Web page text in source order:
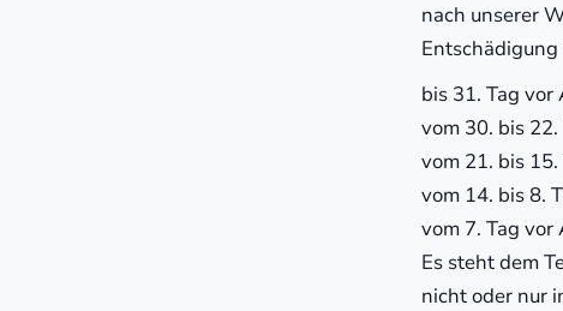
nach unserer
bis 31. Tag vor
vom 30. bis
vom 21. bis
vom 14. bis 8.
vom 7. Tag
Es steht dem
nicht oder nur